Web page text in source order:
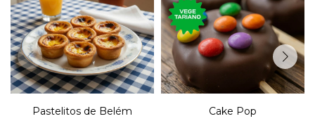
Postre clásico de la
gastronomía portuguesa
con masa de hojaldre y nata.
Pastelitos de Belém
Tortita de trufa y salchichón
con dulce de leche, similar al
lollipop (chupetín) cubierto
de chocolate y M&M`s.
Cake Pop